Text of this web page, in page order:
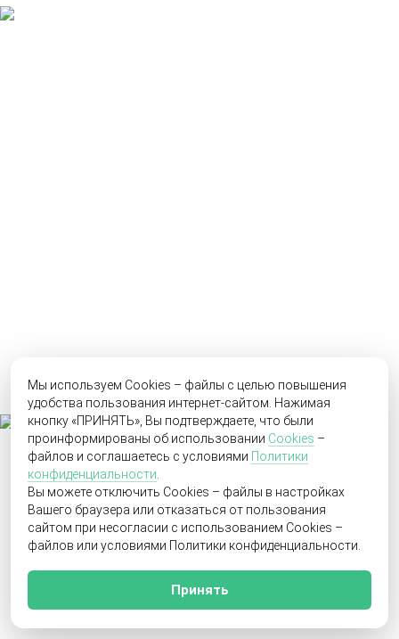
Мы используем Cookies – файлы с целью повышения
удобства пользования интернет-сайтом. Нажимая
кнопку «ПРИНЯТЬ», Вы подтверждаете, что были
проинформированы об использовании Cookies –
файлов и соглашаетесь с условиями Политики
конфиденциальности
Вы можете отключить Cookies – файлы в настройках
Вашего браузера или отказаться от пользования
сайтом при несогласии с использованием Cookies –
файлов или условиями Политики конфиденциальности.
Принять